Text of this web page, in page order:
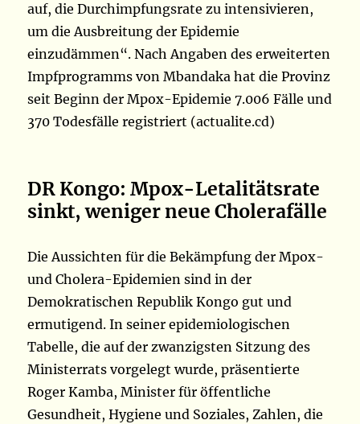
auf, die Durchimpfungsrate zu intensivieren,
um die Ausbreitung der Epidemie
einzudämmen“. Nach Angaben des erweiterten
Impfprogramms von Mbandaka hat die Provinz
seit Beginn der Mpox-Epidemie 7.006 Fälle und
370 Todesfälle registriert (actualite.cd)
DR Kongo: Mpox-Letalitätsrate
sinkt, weniger neue Cholerafälle
Die Aussichten für die Bekämpfung der Mpox-
und Cholera-Epidemien sind in der
Demokratischen Republik Kongo gut und
ermutigend. In seiner epidemiologischen
Tabelle, die auf der zwanzigsten Sitzung des
Ministerrats vorgelegt wurde, präsentierte
Roger Kamba, Minister für öffentliche
Gesundheit, Hygiene und Soziales, Zahlen, die